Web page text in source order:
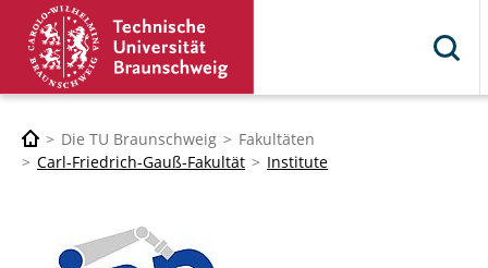
Die TU Braunschweig
Fakultäten
Carl-Friedrich-Gauß-Fakultät
Institute